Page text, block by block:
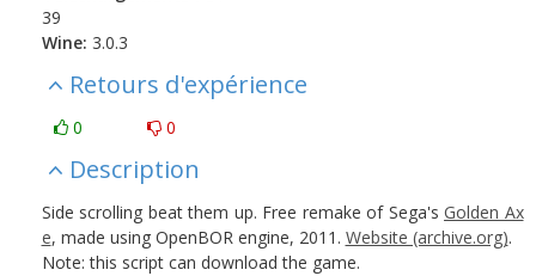
39
Wine: 3.0.3
Retours d'expérience
0 0
Description
Side scrolling beat them up. Free remake of Sega's Golden Ax
e, made using OpenBOR engine, 2011. Website (archive.org).
Note: this script can download the game.